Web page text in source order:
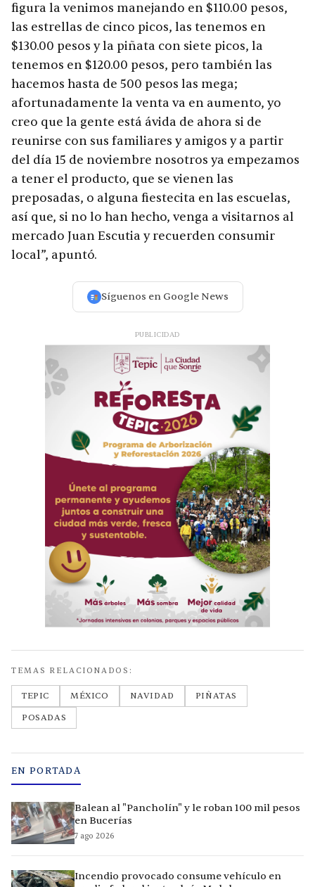
figura la venimos manejando en $110.00 pesos,
las estrellas de cinco picos, las tenemos en
$130.00 pesos y la piñata con siete picos, la
tenemos en $120.00 pesos, pero también las
hacemos hasta de 500 pesos las mega;
afortunadamente la venta va en aumento, yo
creo que la gente está ávida de ahora si de
reunirse con sus familiares y amigos y a partir
del día 15 de noviembre nosotros ya empezamos
a tener el producto, que se vienen las
preposadas, o alguna fiestecita en las escuelas,
así que, si no lo han hecho, venga a visitarnos al
mercado Juan Escutia y recuerden consumir
local”, apuntó.
Síguenos en Google News
PUBLICIDAD
TEMAS RELACIONADOS:
TEPIC MÉXICO NAVIDAD
PIÑATAS
POSADAS
EN PORTADA
Balean al "Pancholín" y le roban 100 mil pesos
en Bucerías
7 ago 2026
Incendio provocado consume vehículo en